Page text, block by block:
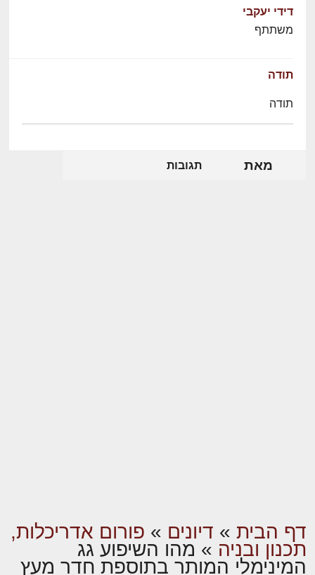
דידי יעקבי
משתתף
תודה
תודה
מאת תגובות
דף הבית » דיונים » פורום אדריכלות,
תכנון ובניה » מהו השיפוע גג
המינימלי המותר בתוספת חדר מעץ